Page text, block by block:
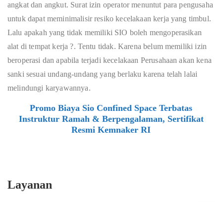
angkat dan angkut. Surat izin operator menuntut para pengusaha
untuk dapat meminimalisir resiko kecelakaan kerja yang timbul.
Lalu apakah yang tidak memiliki SIO boleh mengoperasikan
alat di tempat kerja ?. Tentu tidak. Karena belum memiliki izin
beroperasi dan apabila terjadi kecelakaan Perusahaan akan kena
sanki sesuai undang-undang yang berlaku karena telah lalai
melindungi karyawannya.
Promo Biaya Sio Confined Space Terbatas
Instruktur Ramah & Berpengalaman, Sertifikat
Resmi Kemnaker RI
Layanan